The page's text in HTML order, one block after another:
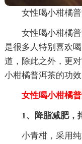
女性喝小柑橘
女性喝小柑橘
是很多人特别喜欢
道，除此之外，更
小柑橘普洱茶的功效
女性喝小柑橘普
1、降脂减肥，
小青柑，采用